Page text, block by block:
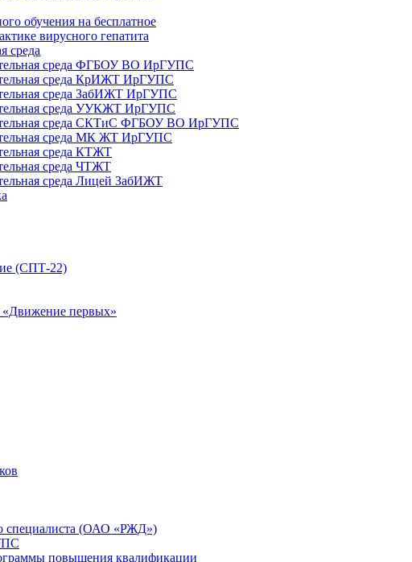
обучения на бесплатное
вирусного гепатита
среда
среда ФГБОУ ВО ИрГУПС
среда КрИЖТ ИрГУПС
среда ЗабИЖТ ИрГУПС
среда УУКЖТ ИрГУПС
среда СКТиС ФГБОУ ВО ИрГУПС
среда МК ЖТ ИрГУПС
среда КТЖТ
среда ЧТЖТ
среда Лицей ЗабИЖТ
(СПТ-22)
«Движение первых»
специалиста (ОАО «РЖД»)
повышения квалификации